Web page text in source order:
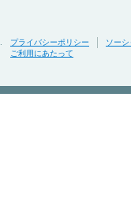
プライバシーポリシー
ソー
ご利用にあたって